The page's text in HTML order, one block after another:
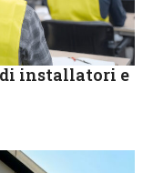
di installatori e